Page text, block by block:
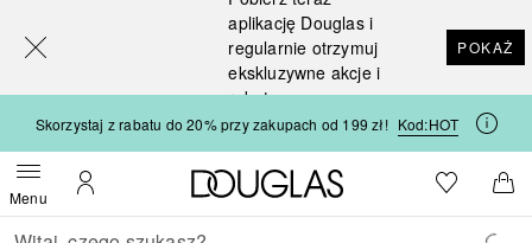
aplikację Douglas i
regularnie otrzymuj
ekskluzywne akcje i
rabaty
POKAŻ
Skorzystaj z rabatu do 20% przy zakupach od 199 zł! Kod:HOT
MenuOtwórz menuMoje konto
Strona główna Douglas
Do listyDo
Wracać
Wykonaj wyszukiwanie
[navigation.slideout.screenreader]